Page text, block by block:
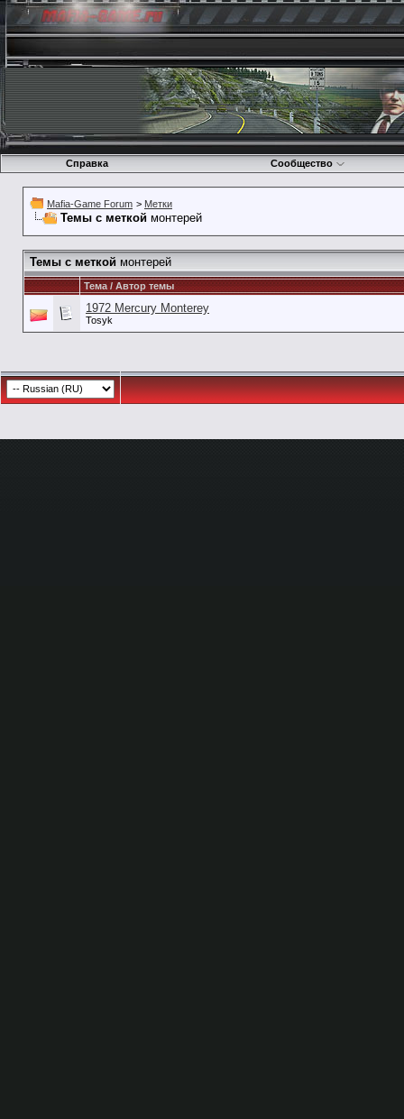
Справка Сообщество
Mafia-Game Forum > Метки
Темы с меткой монтерей
Темы с меткой монтерей
Тема / Автор темы
1972 Mercury Monterey
Tosyk